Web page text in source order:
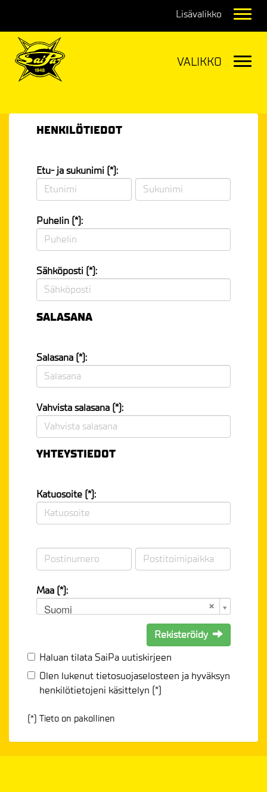
HENKILÖTIEDOT
Etu- ja sukunimi (*):
Puhelin (*):
Sähköposti (*):
SALASANA
Salasana (*):
Vahvista salasana (*):
YHTEYSTIEDOT
Katuosoite (*):
Maa (*):
Suomi
Rekisteröidy
Haluan tilata SaiPa uutiskirjeen
Olen lukenuttietosuojaselosteen ja hyväksyn
henkilötietojeni käsittelyn (*)
(*) Tieto on pakollinen